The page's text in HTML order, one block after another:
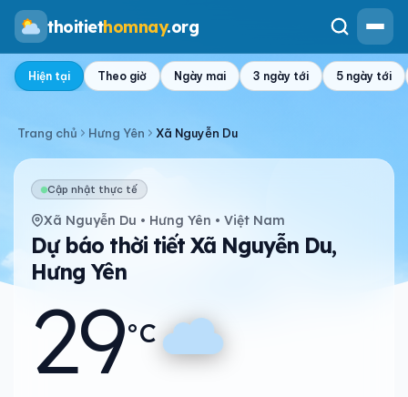
thoitiethomnay.org
Hiện tại Theo giờ Ngày mai 3 ngày tới 5 ngày tới
Trang chủ Hưng Yên Xã Nguyễn Du
Cập nhật thực tế
Xã Nguyễn Du • Hưng Yên • Việt Nam
Dự báo thời tiết Xã Nguyễn Du,
Hưng Yên
29°C